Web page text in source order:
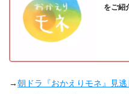
をご紹
→朝ドラ『おかえりモネ』見